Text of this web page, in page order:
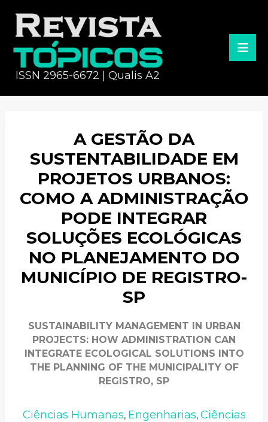
ISSN 2965-6672 | Qualis A2
A GESTÃO DA
SUSTENTABILIDADE EM
PROJETOS URBANOS:
COMO A ADMINISTRAÇÃO
PODE INTEGRAR
SOLUÇÕES ECOLÓGICAS
NO PLANEJAMENTO DO
MUNICÍPIO DE REGISTRO-
SP
SUSTAINABILITY MANAGEMENT IN URBAN
PROJECTS: HOW ADMINISTRATION CAN
INTEGRATE ECOLOGICAL SOLUTIONS INTO
THE PLANNING OF THE MUNICIPALITY OF
REGISTRO, SP
Ciências Humanas, Engenharias, Ciências